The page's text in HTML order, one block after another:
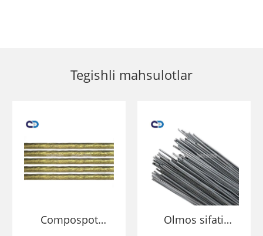
Tegishli mahsulotlar
Compospot
Olmos sifati